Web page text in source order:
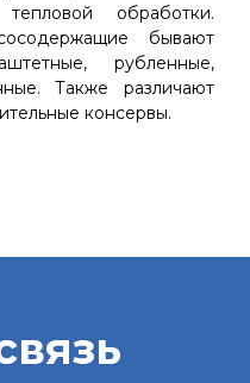
обработки.
бывают
рубленные,
Также различают
консервы.